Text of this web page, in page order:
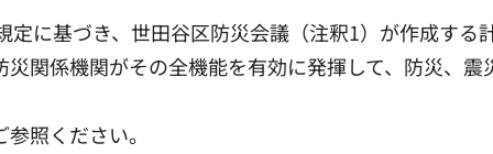
に基づき、世田谷区防災会議（注釈1）が作成する
関係機関がその全機能を有効に発揮して、防災、
照ください。